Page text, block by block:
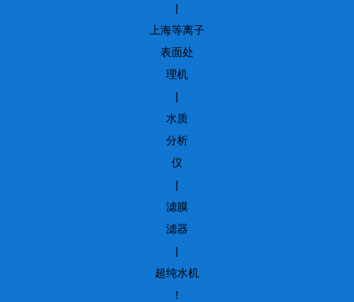
|
上海等离子
表面处
理机
|
水质
分析
仪
|
滤膜
滤器
|
超纯水机
！